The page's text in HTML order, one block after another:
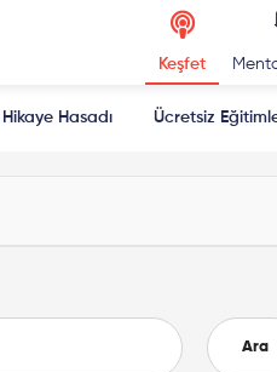
Keşfet
Hikaye Hasadı Ücretsiz
Ara